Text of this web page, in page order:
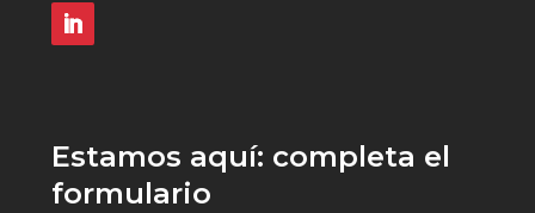
Estamos aquí: completa el
formulario